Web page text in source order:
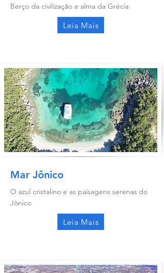
Berço da civilização e alma da Grécia
Leia Mais
Mar Jônico
O azul cristalino e as paisagens serenas do
Jônico
Leia Mais